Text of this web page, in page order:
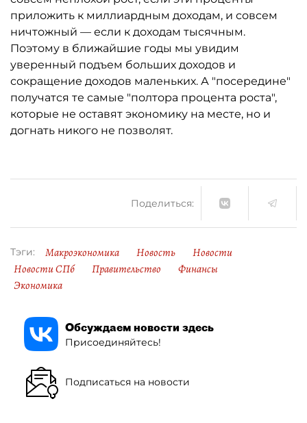
приложить к миллиардным доходам, и совсем
ничтожный — если к доходам тысячным.
Поэтому в ближайшие годы мы увидим
уверенный подъем больших доходов и
сокращение доходов маленьких. А "посередине"
получатся те самые "полтора процента роста",
которые не оставят экономику на месте, но и
догнать никого не позволят.
Поделиться:
Тэги: Макроэкономика Новость
Новости
Новости СПб
Правительство
Финансы
Экономика
Обсуждаем новости здесь
Присоединяйтесь!
Подписаться на новости